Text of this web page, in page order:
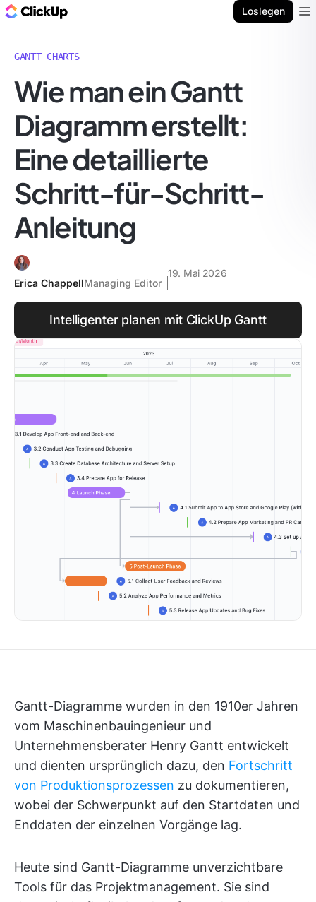
Loslegen
GANTT CHARTS
Wie man ein Gantt
Diagramm erstellt:
Eine detaillierte
Schritt-für-Schritt-
Anleitung
Erica ChappellManaging Editor
19. Mai 2026
Intelligenter planen mit ClickUp Gantt
Gantt-Diagramme wurden in den 1910er Jahren
vom Maschinenbauingenieur und
Unternehmensberater Henry Gantt entwickelt
und dienten ursprünglich dazu, den Fortschritt
von Produktionsprozessen zu dokumentieren,
wobei der Schwerpunkt auf den Startdaten und
Enddaten der einzelnen Vorgänge lag.
Heute sind Gantt-Diagramme unverzichtbare
Tools für das Projektmanagement. Sie sind